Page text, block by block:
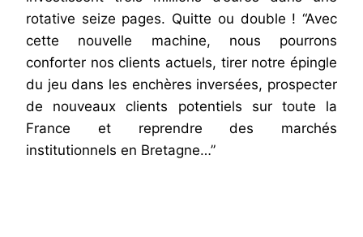
rotative seize pages. Quitte ou double ! “Avec
cette nouvelle machine, nous pourrons
conforter nos clients actuels, tirer notre épingle
du jeu dans les enchères inversées, prospecter
de nouveaux clients potentiels sur toute la
France et reprendre des marchés
institutionnels en Bretagne…”